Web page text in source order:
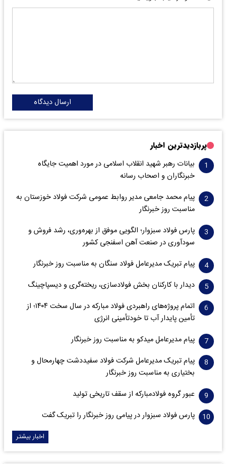
ارسال دیدگاه
پربازدیدترین اخبار
بیانات رهبر شهید انقلاب اسلامی در مورد اهمیت جایگاه
خبرنگاران و اصحاب رسانه
پیام محمد جامعی مدیر روابط عمومی شرکت فولاد خوزستان به
مناسبت روز خبرنگار
پارس فولاد سبزوار؛ الگویی موفق از بهره‌وری، رشد فروش و
سود‌آوری در صنعت آهن اسفنجی کشور
پیام تبریک مدیرعامل فولاد سنگان به مناسبت روز خبرنگار
دیدار با کارکنان بخش فولادسازی، ریخته‌گری و دیسپاچینگ
اتمام پروژه‌های راهبردی فولاد مبارکه در سال سخت ۱۴۰۴؛ از
تأمین پایدار آب تا خودتأمینی انرژی
پیام مدیرعامل میدکو به مناسبت روز خبرنگار
پیام تبریک مدیرعامل شرکت فولاد سفیددشت چهارمحال و
بختیاری به مناسبت روز خبرنگار
عبور گروه فولادمبارکه از سقف تاریخی تولید
پارس فولاد سبزوار در پیامی روز خبرنگار را تبریک گفت
اخبار بیشتر